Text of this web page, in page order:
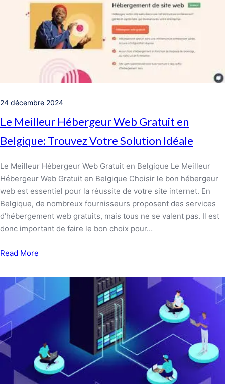
24 décembre 2024
Le Meilleur Hébergeur Web Gratuit en
Belgique: Trouvez Votre Solution Idéale
Le Meilleur Hébergeur Web Gratuit en Belgique Le Meilleur
Hébergeur Web Gratuit en Belgique Choisir le bon hébergeur
web est essentiel pour la réussite de votre site internet. En
Belgique, de nombreux fournisseurs proposent des services
d’hébergement web gratuits, mais tous ne se valent pas. Il est
donc important de faire le bon choix pour…
Read More